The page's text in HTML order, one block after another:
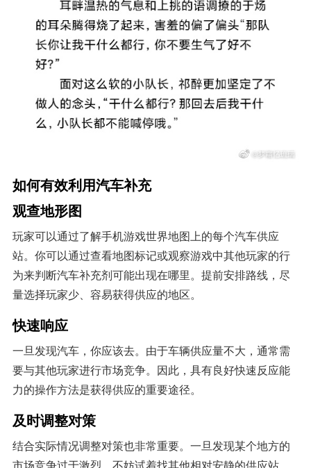
如何有效利用汽车补充
观查地形图
玩家可以通过了解手机游戏世界地图上的每个汽车供应
站。你可以通过查看地图标记或观察游戏中其他玩家的行
为来判断汽车补充剂可能出现在哪里。提前安排路线，尽
量选择玩家少、容易获得供应的地区。
快速响应
一旦发现汽车，你应该去。由于车辆供应量不大，通常需
要与其他玩家进行市场竞争。因此，具有良好快速反应能
力的操作方法是获得供应的重要途径。
及时调整对策
结合实际情况调整对策也非常重要。一旦发现某个地方的